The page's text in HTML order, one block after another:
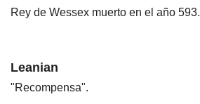
Rey de Wessex muerto en el año 593.
Leanian
"Recompensa".